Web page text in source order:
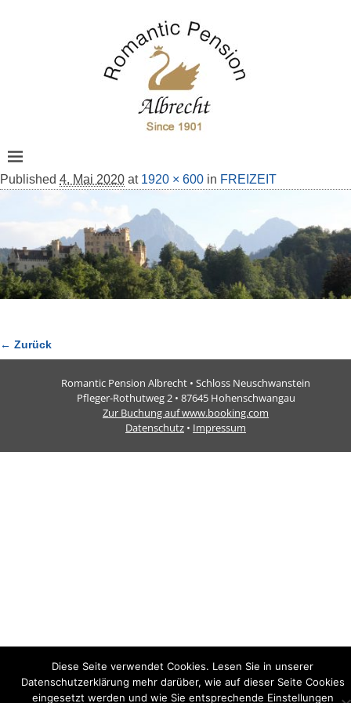
Published 4. Mai 2020 at 1920 × 600 in FREIZEIT
Bilder-Navigation
← Zurück
Romantic Pension Albrecht • Schloss Neuschwanstein
Pfleger-Rothutweg 2 • 87645 Hohenschwangau
Zur Buchung auf www.booking.com
Datenschutz • Impressum
Diese Seite verwendet Cookies. Lesen Sie in unserer
Datenschutzerklärung mehr darüber, wie auf dieser Seite Cookies
eingesetzt werden und wie Sie entsprechende Einstellungen